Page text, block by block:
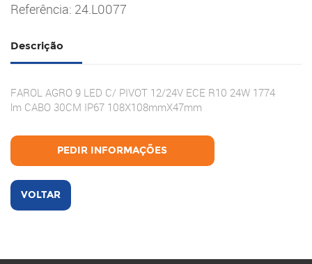
Referência: 24.L0077
Descrição
FAROL AGRO 9 LED C/ PIVOT 12/24V ECE R10 24W 1774
lm CABO 30CM IP67 108X108mmX47mm
PEDIR INFORMAÇÕES
VOLTAR